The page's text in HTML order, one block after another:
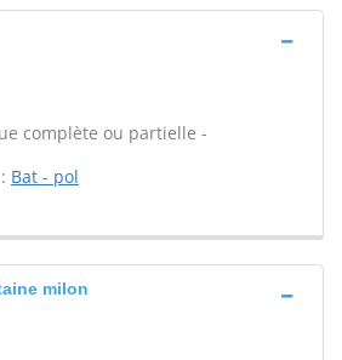
complète ou partielle -
Bat - pol
milon